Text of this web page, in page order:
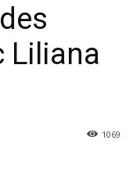
Liliana
1069